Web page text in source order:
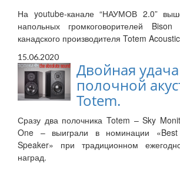
На youtube-канале “НАУМОВ 2.0”
напольных громкоговорителей
канадского производителя Totem
15.06.2020
Двойная
полочной
Totem.
Сразу два полочника Totem – Sky
One – выиграли в номинации
Speaker» при традиционном
наград.